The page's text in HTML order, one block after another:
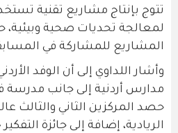
تتوج بإنتاج مشاريع تقنية
لمعالجة تحديات صحية وبيئية،
المشاريع للمشاركة في
مدارس أردنية إلى جانب مدرسة
حصد المركزين الثاني والثالث
الريادية، إضافة إلى جائزة